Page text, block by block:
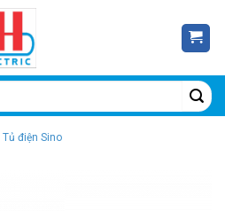
Tủ điện Sino